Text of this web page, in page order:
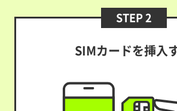
STEP 2
SIMカードを挿入